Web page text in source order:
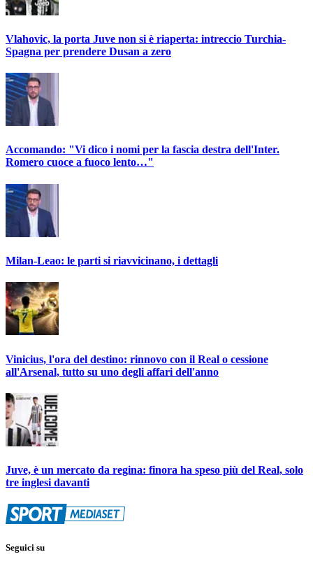
Vlahovic, la porta Juve non si è riaperta: intreccio Turchia-
Spagna per prendere Dusan a zero
Accomando: "Vi dico i nomi per la fascia destra dell'Inter.
Romero cuoce a fuoco lento…"
Milan-Leao: le parti si riavvicinano, i dettagli
Vinicius, l'ora del destino: rinnovo con il Real o cessione
all'Arsenal, tutto su uno degli affari dell'anno
Juve, è un mercato da regina: finora ha speso più del Real, solo
tre inglesi davanti
Seguici su